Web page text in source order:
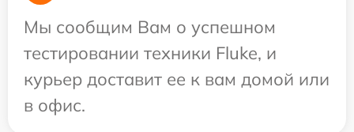
Мы сообщим Вам о успешном
тестировании техники Fluke, и
курьер доставит ее к вам домой или
в офис.